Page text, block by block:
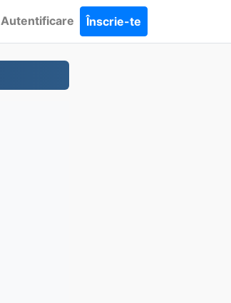
Autentificare Înscrie-te